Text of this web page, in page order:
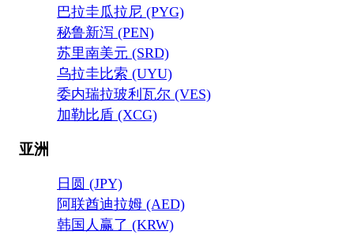
巴拉圭瓜拉尼 (PYG)
秘鲁新泻 (PEN)
苏里南美元 (SRD)
乌拉圭比索 (UYU)
委内瑞拉玻利瓦尔 (VES)
加勒比盾 (XCG)
亚洲
日圆 (JPY)
阿联酋迪拉姆 (AED)
韩国人赢了 (KRW)